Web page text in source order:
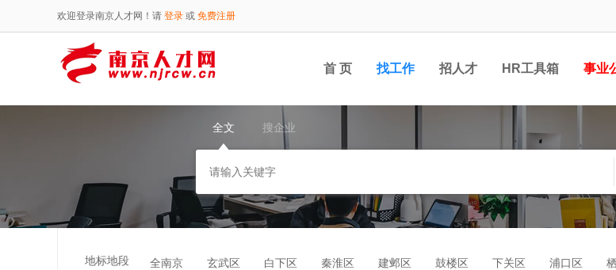
欢迎登录南京人才网！请 登录 或 免费注册
首 页 找工作 招人才 HR工具箱 事业
全文 搜企业
地标地段 全南京 玄武区 白下区 秦淮区 建邺区 鼓楼区 下关区 浦口区